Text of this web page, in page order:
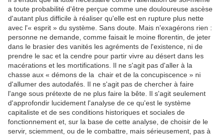
a toute probabilité d'être perçue comme une douloureuse ascèse
d'autant plus difficile à réaliser qu'elle est en rupture plus nette
avec l'« esprit » du système. Sans doute. Mais n'exagérons rien :
personne ne demande, comme faisait le moine florentin, de jeter
dans le brasier des vanités les agréments de l'existence, ni de
prendre le sac et la cendre pour partir vivre au désert dans les
macérations et les mortifications. Il ne s'agit pas d'aller à la
chasse aux « démons de la chair et de la concupiscence » ni
d'allumer des autodafés. Il ne s'agit pas de chercher à faire
l'ange sous prétexte de ne plus faire la bête. Il s'agit seulement
d'approfondir lucidement l'analyse de ce qu'est le système
capitaliste et de ses conditions historiques et sociales de
fonctionnement et, sur la base de cette analyse, de choisir de le
servir, sciemment, ou de le combattre, mais sérieusement, pas à